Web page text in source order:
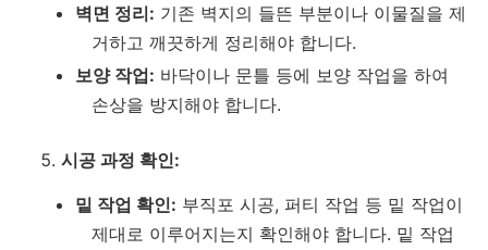
벽면 정리: 기존 벽지의 들뜬 부분이나 이물질을 제
거하고 깨끗하게 정리해야 합니다.
보양 작업: 바닥이나 문틀 등에 보양 작업을 하여
손상을 방지해야 합니다.
시공 과정 확인:
밑 작업 확인: 부직포 시공, 퍼티 작업 등 밑 작업이
제대로 이루어지는지 확인해야 합니다. 밑 작업